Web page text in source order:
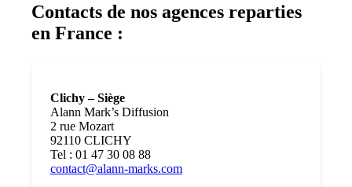
Contacts de nos agences reparties
en France :
Clichy – Siège
Alann Mark’s Diffusion
2 rue Mozart
92110 CLICHY
Tel : 01 47 30 08 88
contact@alann-marks.com